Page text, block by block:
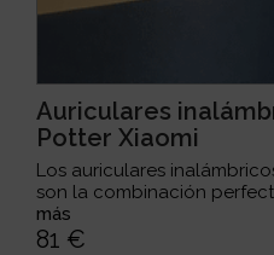
Auriculares
Potter Xiaomi
Los auriculares
son la combinación
más
81 €